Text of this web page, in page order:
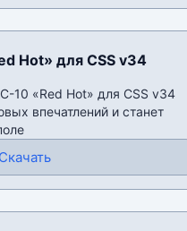
Hot» для CSS v34
10 «Red Hot» для CSS v34
впечатлений и станет
Скачать